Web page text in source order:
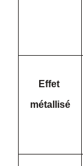
Effet
métallisé